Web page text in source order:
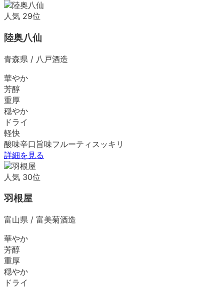
人気 29位
陸奥八仙
青森県 / 八戸酒造
華やか
芳醇
重厚
穏やか
ドライ
軽快
酸味辛口 旨味フルーティ スッキリ
詳細を見る
人気 30位
羽根屋
富山県 / 富美菊酒造
華やか
芳醇
重厚
穏やか
ドライ